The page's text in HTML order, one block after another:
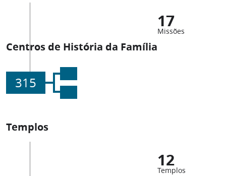
17
Missões
Centros de História da Família
315
Templos
12
Templos